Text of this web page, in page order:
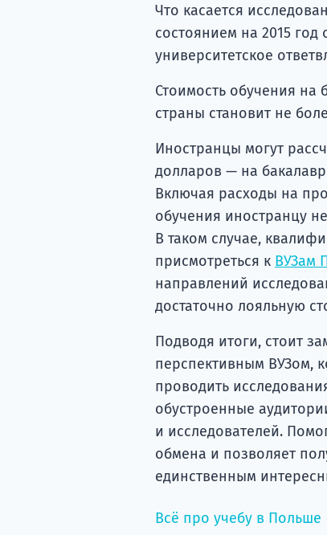
Что касается
состоянием на 2015
университетское
Стоимость обучения на
страны становит не
Иностранцы могут
долларов — на
Включая расходы на
обучения иностранцу
В таком случае,
присмотреться к ВУЗам
направлений
достаточно лояльную
Подводя итоги, стоит
перспективным ВУЗом,
проводить
обустроенные
и исследователей.
обмена и позволяет
единственным
Всё про учебу в